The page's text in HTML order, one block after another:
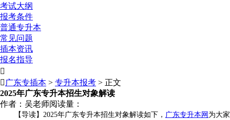
考试大纲
报考条件
普通专升本
常见问题
插本资讯
报名指导

 广东专插本 > 专升本报考 > 正文
2025年广东专升本招生对象解读
作者：吴老师阅读量：
【导读】2025年广东专升本招生对象解读如下， 广东专升本网 为大家